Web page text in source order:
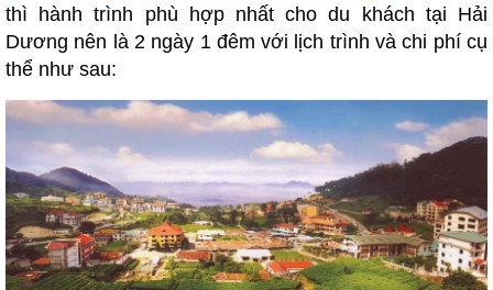
thì hành trình phù hợp nhất cho du khách tại Hải
Dương nên là 2 ngày 1 đêm với lịch trình và chi phí cụ
thể như sau: